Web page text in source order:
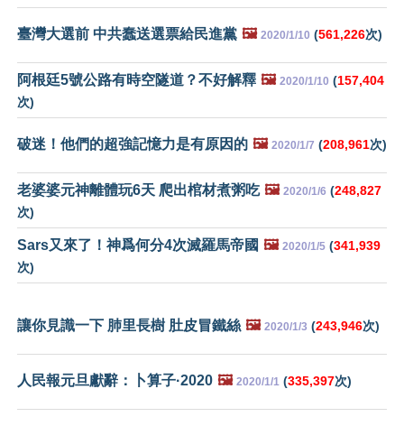
臺灣大選前 中共蠢送選票給民進黨 🖼️ 2020/1/10 (561,226次)
阿根廷5號公路有時空隧道？不好解釋 🖼️ 2020/1/10 (157,404
次)
破迷！他們的超強記憶力是有原因的 🖼️ 2020/1/7 (208,961次)
老婆婆元神離體玩6天 爬出棺材煮粥吃 🖼️ 2020/1/6 (248,827
次)
Sars又來了！神爲何分4次滅羅馬帝國 🖼️ 2020/1/5 (341,939
次)
讓你見識一下 肺里長樹 肚皮冒鐵絲 🖼️ 2020/1/3 (243,946次)
人民報元旦獻辭：卜算子·2020 🖼️ 2020/1/1 (335,397次)